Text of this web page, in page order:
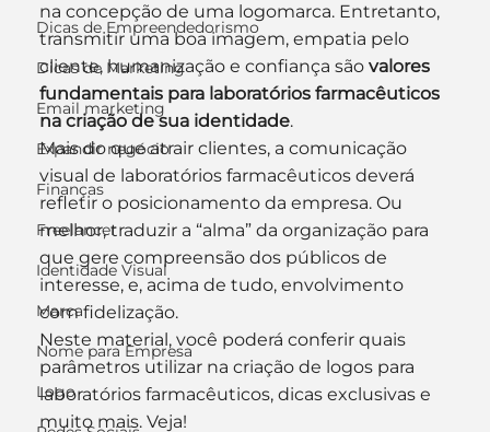
Dicas de Empreendedorismo
Dicas de Marketing
Email marketing
Expandir negócio
Finanças
Freelancer
Identidade Visual
Marca
Nome para Empresa
Logo
na concepção de uma logomarca. Entretanto,
transmitir uma boa imagem, empatia pelo
cliente, humanização e confiança são valores
fundamentais para laboratórios farmacêuticos
na criação de sua identidade.
Mais do que atrair clientes, a comunicação
visual de laboratórios farmacêuticos deverá
refletir o posicionamento da empresa. Ou
melhor, traduzir a “alma” da organização para
que gere compreensão dos públicos de
interesse, e, acima de tudo, envolvimento
com fidelização.
Neste material, você poderá conferir quais
parâmetros utilizar na criação de logos para
laboratórios farmacêuticos, dicas exclusivas e
muito mais. Veja!